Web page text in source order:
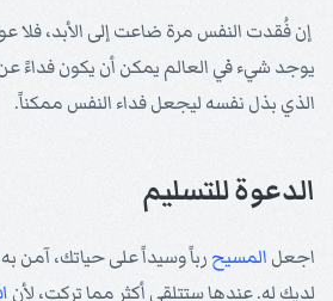
إن فُقدت النفس مرة ضاعت إلى الأبد، فلا
يوجد شيء في العالم يمكن أن يكون فداءً
الذي بذل نفسه ليجعل فداء النفس ممكناً.
الدعوة للتسليم
اجعل المسيح رباً وسيداً على حياتك،
لديك له. عندها ستتلقى أكثر مما تركت، لأن